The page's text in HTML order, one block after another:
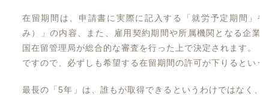
在留期間は、申請書に実際に記入する「就労予定期間」
み）」の内容、また、雇用契約期間や所属機関となる企業
国在留管理局が総合的な審査を行った上で決定されます。
ですので、必ずしも希望する在留期間の許可が下りるとい
最長の「5年」は、誰もが取得できるというわけではなく、